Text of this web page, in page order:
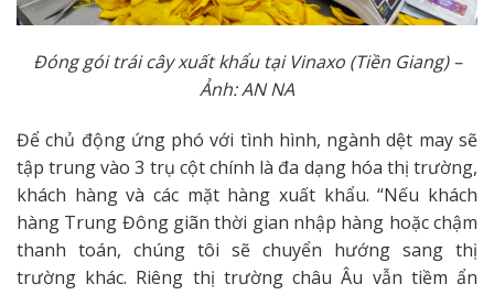
Đóng gói trái cây xuất khẩu tại Vinaxo (Tiền Giang) –
Ảnh: AN NA
Để chủ động ứng phó với tình hình, ngành dệt may sẽ
tập trung vào 3 trụ cột chính là đa dạng hóa thị trường,
khách hàng và các mặt hàng xuất khẩu. “Nếu khách
hàng Trung Đông giãn thời gian nhập hàng hoặc chậm
thanh toán, chúng tôi sẽ chuyển hướng sang thị
trường khác. Riêng thị trường châu Âu vẫn tiềm ẩn